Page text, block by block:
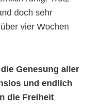
doch sehr
vier Wochen
Genesung aller
und endlich
die Freiheit